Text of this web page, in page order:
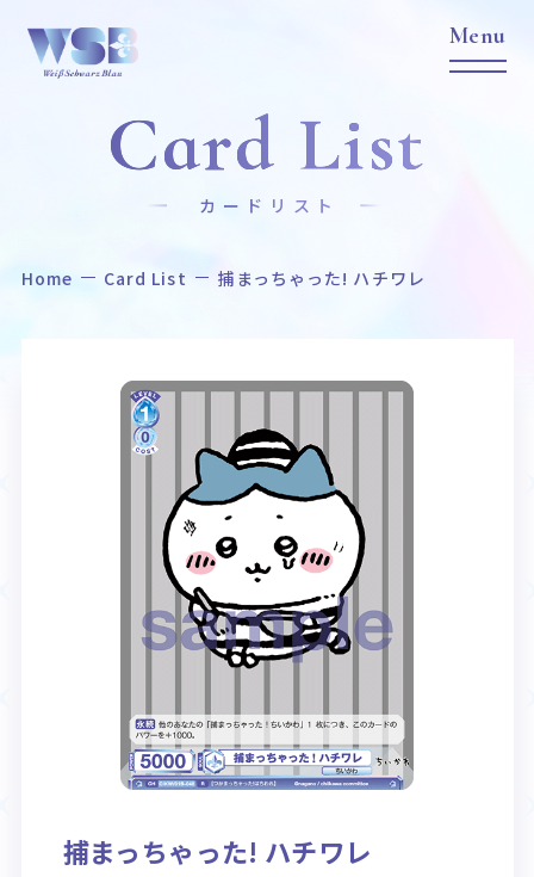
Home News
作品タイトル
Event Card List
カードリスト
Rule / Q&A
ルール/Q&A
Deck Recipe
デッキレシピ
Card List
カードリスト
Home Card List 捕まっちゃった! ハチワレ
捕まっちゃった! ハチワレ